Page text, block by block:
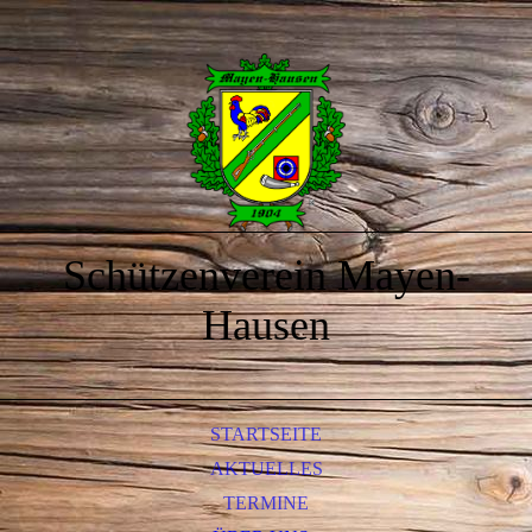
Schützenverein Mayen-
Hausen
STARTSEITE
AKTUELLES
TERMINE